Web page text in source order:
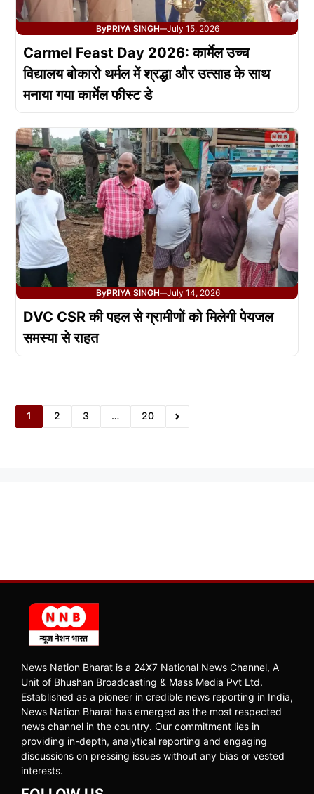
ByPRIYA SINGH—July 15, 2026
Carmel Feast Day 2026: कार्मेल उच्च
विद्यालय बोकारो थर्मल में श्रद्धा और उत्साह के साथ
मनाया गया कार्मेल फीस्ट डे
ByPRIYA SINGH—July 14, 2026
DVC CSR की पहल से ग्रामीणों को मिलेगी पेयजल
समस्या से राहत
1 2 3 … 20
News Nation Bharat is a 24X7 National News Channel, A
Unit of Bhushan Broadcasting & Mass Media Pvt Ltd.
Established as a pioneer in credible news reporting in India,
News Nation Bharat has emerged as the most respected
news channel in the country. Our commitment lies in
providing in-depth, analytical reporting and engaging
discussions on pressing issues without any bias or vested
interests.